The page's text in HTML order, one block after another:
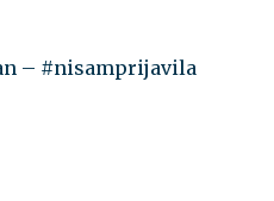
– #nisamprijavila